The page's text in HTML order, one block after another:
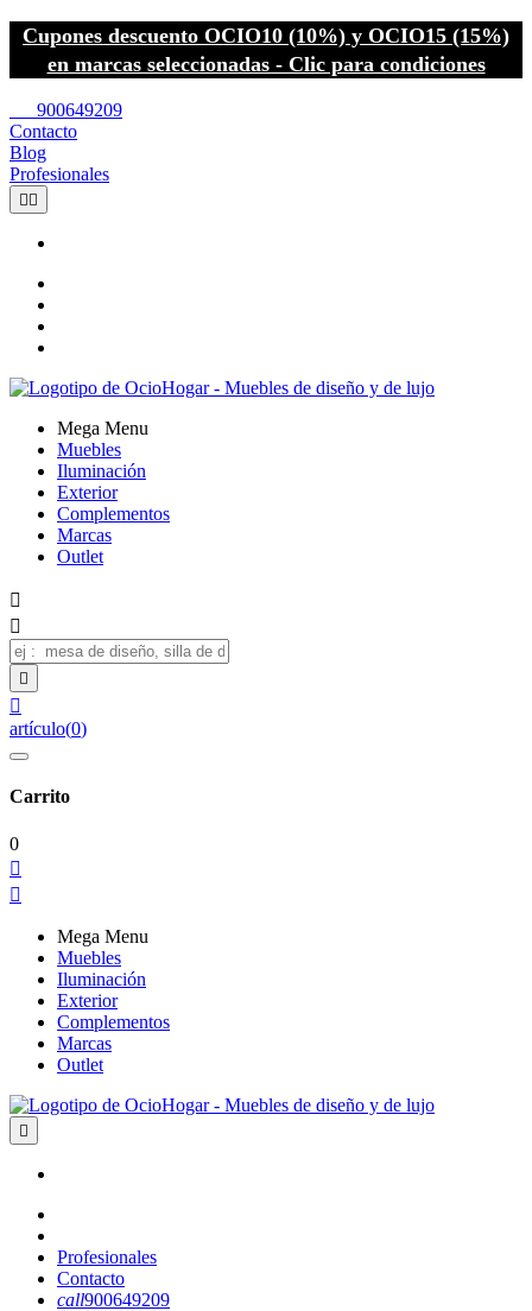
Cupones descuento OCIO10 (10%) y OCIO15 (15%)
en marcas seleccionadas - Clic para condiciones
900649209
Contacto
Blog
Profesionales
 
Mega Menu
Muebles
Iluminación
Exterior
Complementos
Marcas
Outlet




artículo(0)
Carrito
0


Mega Menu
Muebles
Iluminación
Exterior
Complementos
Marcas
Outlet

Profesionales
Contacto
call900649209